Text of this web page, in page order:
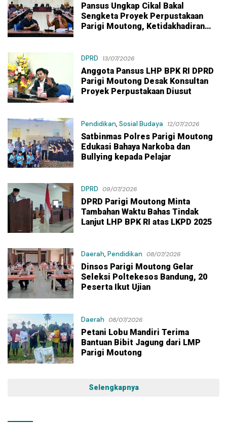
Pansus Ungkap Cikal Bakal
Sengketa Proyek Perpustakaan
Parigi Moutong, Ketidakhadiran
DPRD 13/07/2026
Anggota Pansus LHP BPK RI DPRD
Parigi Moutong Desak Konsultan
Proyek Perpustakaan Diusut
Pendidikan, Sosial Budaya 12/07/2026
Satbinmas Polres Parigi Moutong
Edukasi Bahaya Narkoba dan
Bullying kepada Pelajar
DPRD 09/07/2026
DPRD Parigi Moutong Minta
Tambahan Waktu Bahas Tindak
Lanjut LHP BPK RI atas LKPD 2025
Daerah, Pendidikan 08/07/2026
Dinsos Parigi Moutong Gelar
Seleksi Poltekesos Bandung, 20
Peserta Ikut Ujian
Daerah 08/07/2026
Petani Lobu Mandiri Terima
Bantuan Bibit Jagung dari LMP
Parigi Moutong
Selengkapnya